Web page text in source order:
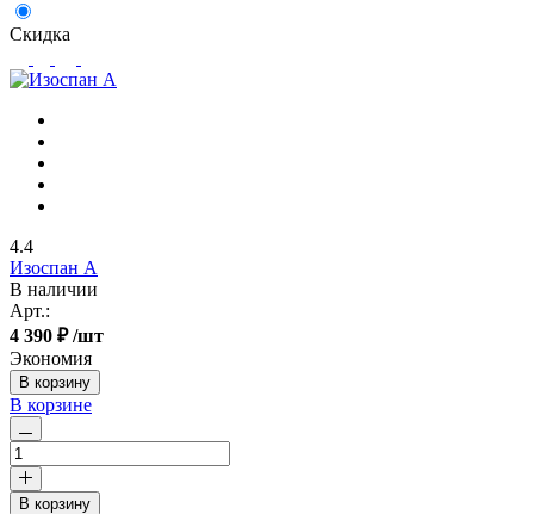
Скидка
4.4
Изоспан А
В наличии
Арт.:
4 390 ₽/шт
Экономия
В корзину
В корзине
В корзину